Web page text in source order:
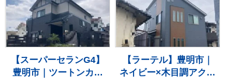
【スーパーセランG4】
豊明市｜ツートンカラ
【ラーテル】豊明市｜
ネイビー×木目調アクセ